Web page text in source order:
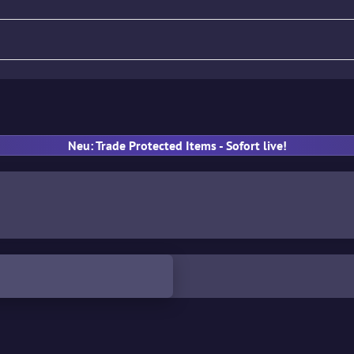
Neu: Trade Protected Items - Sofort live!